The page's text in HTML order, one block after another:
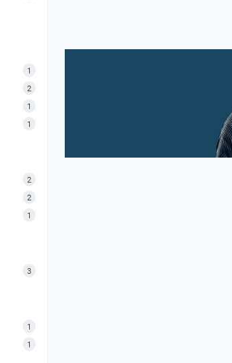
1
2
1
1
2
2
1
3
1
1